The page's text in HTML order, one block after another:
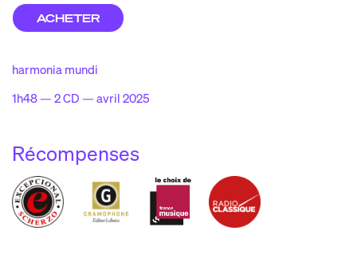
ACHETER
harmonia mundi
1h48 — 2 CD — avril 2025
Récompenses